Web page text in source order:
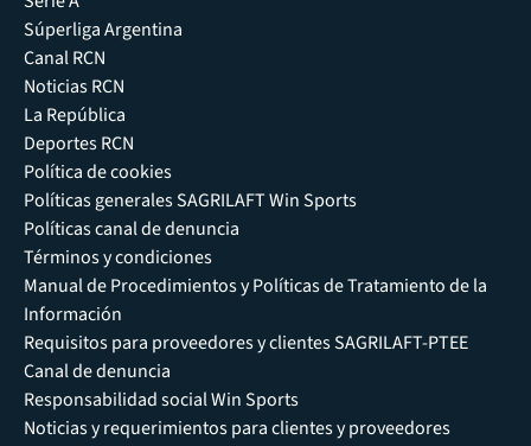
Súperliga Argentina
Canal RCN
Noticias RCN
La República
Deportes RCN
Política de cookies
Políticas generales SAGRILAFT Win Sports
Políticas canal de denuncia
Términos y condiciones
Manual de Procedimientos y Políticas de Tratamiento de la
Información
Requisitos para proveedores y clientes SAGRILAFT-PTEE
Canal de denuncia
Responsabilidad social Win Sports
Noticias y requerimientos para clientes y proveedores